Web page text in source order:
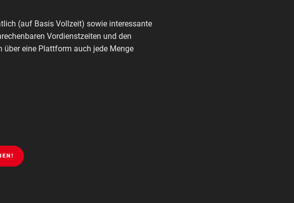
(auf Basis Vollzeit) sowie interessante
Vordienstzeiten und den
eine Plattform auch jede Menge